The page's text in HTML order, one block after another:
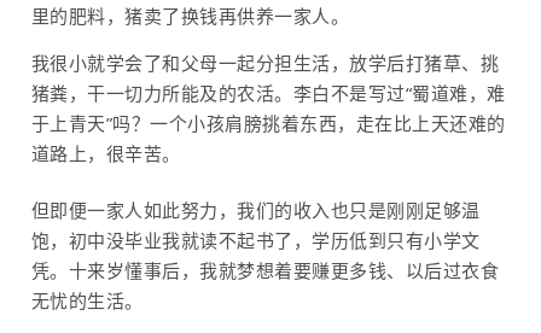
里的肥料，猪卖了换钱再供养一家人。
我很小就学会了和父母一起分担生活，放学后打猪草、挑
猪粪，干一切力所能及的农活。李白不是写过“蜀道难，难
于上青天”吗？一个小孩肩膀挑着东西，走在比上天还难的
道路上，很辛苦。
但即便一家人如此努力，我们的收入也只是刚刚足够温
饱，初中没毕业我就读不起书了，学历低到只有小学文
凭。十来岁懂事后，我就梦想着要赚更多钱、以后过衣食
无忧的生活。